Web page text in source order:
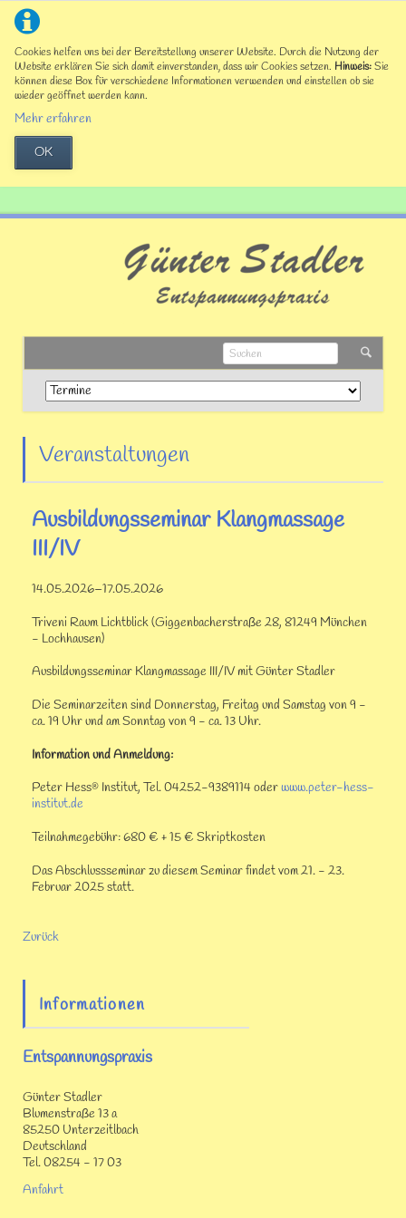
Cookies helfen uns bei der Bereitstellung unserer Website. Durch die Nutzung der
Website erklären Sie sich damit einverstanden, dass wir Cookies setzen. Hinweis:Sie
können diese Box für verschiedene Informationen verwenden und einstellen ob sie
wieder geöffnet werden kann.
Mehr erfahren
OK
Navigation
überspringen
Veranstaltungen
Ausbildungsseminar Klangmassage
III/IV
14.05.2026–17.05.2026
Triveni Raum Lichtblick (Giggenbacherstraße 28, 81249 München
- Lochhausen)
Ausbildungsseminar Klangmassage III/IV mit Günter Stadler
Die Seminarzeiten sind Donnerstag, Freitag und Samstag von 9 -
ca. 19 Uhr und am Sonntag von 9 - ca. 13 Uhr.
Information und Anmeldung:
Peter Hess®Institut, Tel. 04252-9389114 oderwww.peter-hess-
institut.de
Teilnahmegebühr: 680 € + 15 € Skriptkosten
Das Abschlussseminar zu diesem Seminar findet vom 21. - 23.
Februar 2025 statt.
Zurück
Informationen
Entspannungspraxis
Günter Stadler
Blumenstraße 13 a
85250 Unterzeitlbach
Deutschland
Tel. 08254 - 17 03
Anfahrt